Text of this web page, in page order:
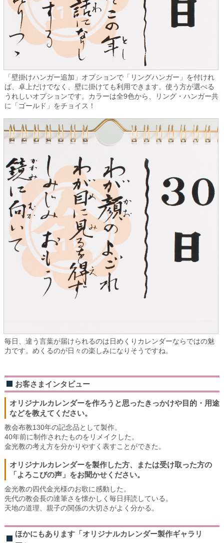
「壁掛けハンガー追加」オプションで「リングハンガー」を付けれ
ば、卓上だけでなく、壁に掛けても利用できます。使う方が選べる
うれしいオプションです。カラーは全9色から、リング・ハンガー共
に「ゴールド」をチョイス！
毎日、違う言葉が届けられるのは日めくりカレンダーならではの魅
力です。めくるのが日々の楽しみになりそうですね。
お客さまインタビュー
オリジナルカレンダーを作ろうと思ったきっかけや目的・用途
などを教えてください。
教会布教130年の記念品として製作。
40年前に制作されたものをリメイクした。
金光教の考え方を分かりやすく表すことができた。
オリジナルカレンダーを製作した方、または受け取った方の
「よろこびの声」をお聞かせください。
金光教の四代金光様のお歌に感動した。
先代の教会長の達筆さを懐かしく毎日拝読している。
天地の道理、親子の関係の大切さがよく分かる。
ほかにもあります「オリジナルカレンダー製作ギャラリ